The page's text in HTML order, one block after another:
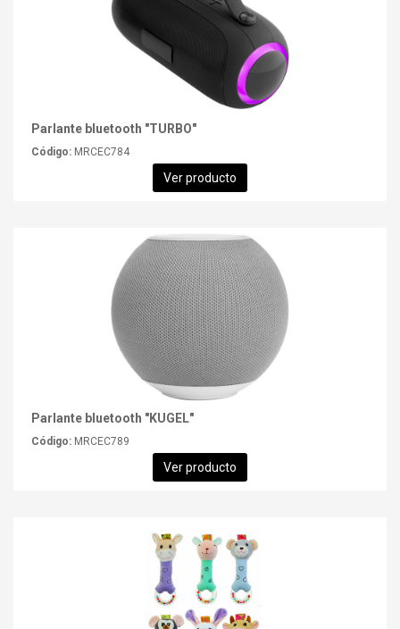
Parlante bluetooth "TURBO"
Código: MRCEC784
Ver producto
Parlante bluetooth "KUGEL"
Código: MRCEC789
Ver producto